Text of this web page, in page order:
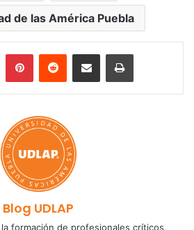
de las América Puebla
LinkedInPinterestReddit Share via Email Print
Blog UDLAP
formación de profesionales críticos,